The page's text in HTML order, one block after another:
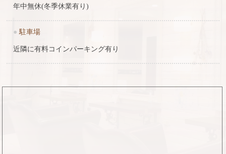
年中無休(冬季休業有り)
● 駐車場
近隣に有料コインパーキング有り